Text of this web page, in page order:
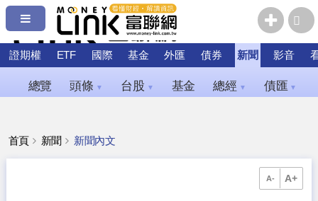
證期權 ETF 國際 基金 外匯 債券 新聞 影音
總覽 頭條 ▼ 台股 ▼ 基金 總經 ▼ 債匯 ▼
首頁 新聞 新聞內文
A- A+